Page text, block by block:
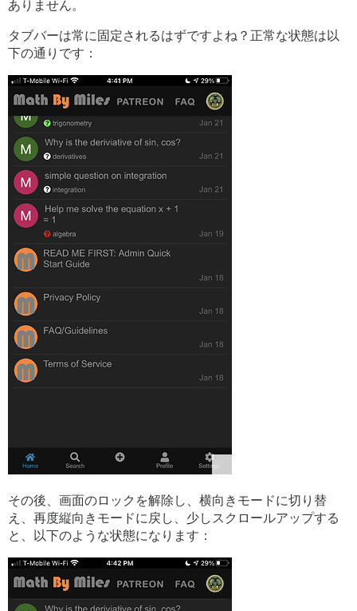
ありません。
タブバーは常に固定されるはずですよね？正常な状態は以
下の通りです：
その後、画面のロックを解除し、横向きモードに切り替
え、再度縦向きモードに戻し、少しスクロールアップする
と、以下のような状態になります：